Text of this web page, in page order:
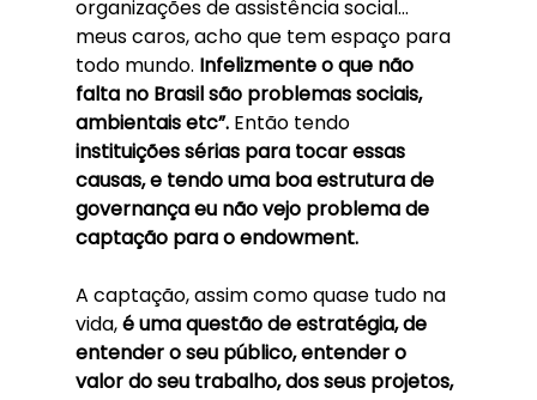
organizações de assistência social…
meus caros, acho que tem espaço para
todo mundo. Infelizmente o que não
falta no Brasil são problemas sociais,
ambientais etc”. Então tendo
instituições sérias para tocar essas
causas, e tendo uma boa estrutura de
governança eu não vejo problema de
captação para o endowment.
A captação, assim como quase tudo na
vida, é uma questão de estratégia, de
entender o seu público, entender o
valor do seu trabalho, dos seus projetos,